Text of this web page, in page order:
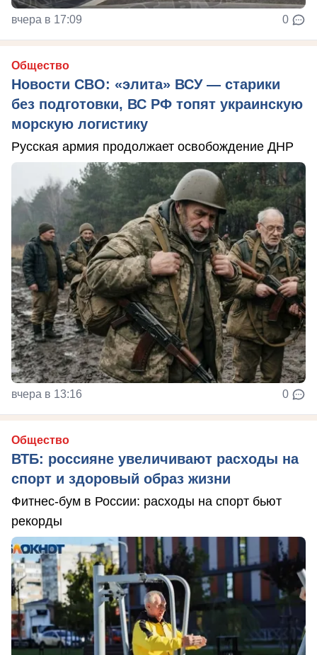
вчера в 17:09 0
Общество
Новости СВО: «элита» ВСУ — старики
без подготовки, ВС РФ топят украинскую
морскую логистику
Русская армия продолжает освобождение ДНР
вчера в 13:16 0
Общество
ВТБ: россияне увеличивают расходы на
спорт и здоровый образ жизни
Фитнес-бум в России: расходы на спорт бьют
рекорды